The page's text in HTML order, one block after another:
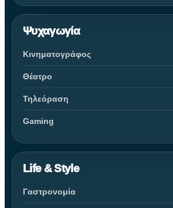
Ψυχαγωγία
Κινηματογράφος
Θέατρο
Τηλεόραση
Gaming
Life & Style
Γαστρονομία